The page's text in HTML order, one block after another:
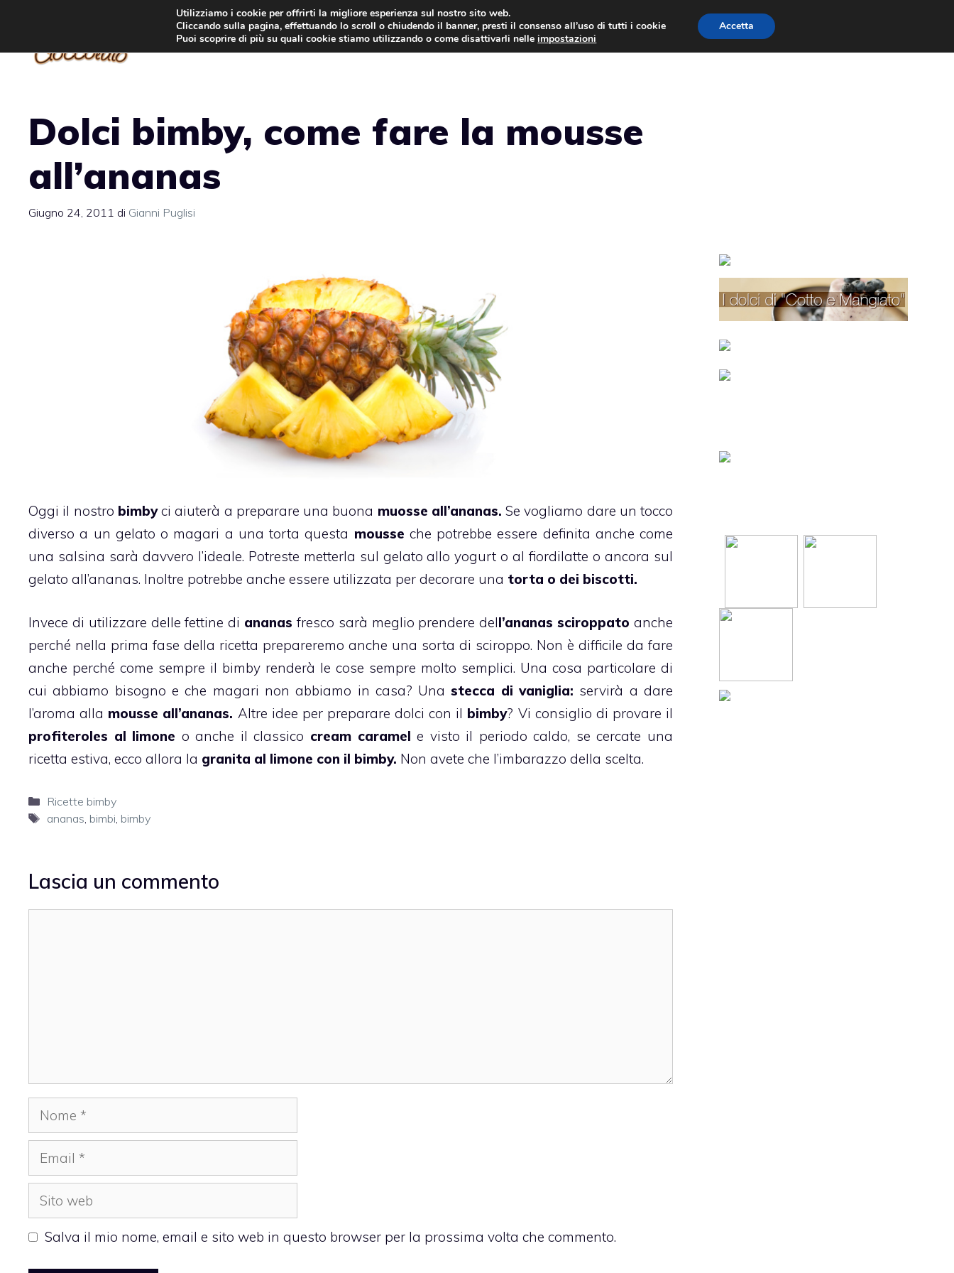
contenuto
TORTE AL CIOCCOLATO TORTE CLASSICHE TORTE PER BAMBINI
Dolci bimby, come fare la mousse
all’ananas
Giugno 24, 2011 di Gianni Puglisi
Oggi il nostro bimbyci aiuterà a preparare una buona muosse all’ananas. Se vogliamo dare un tocco
diverso a un gelato o magari a una torta questa mousse che potrebbe essere definita anche come
una salsina sarà davvero l’ideale. Potreste metterla sul gelato allo yogurt o al fiordilatte o ancora sul
gelato all’ananas. Inoltre potrebbe anche essere utilizzata per decorare una torta o dei biscotti.
Invece di utilizzare delle fettine di ananas fresco sarà meglio prendere dell’ananassciroppatoanche
perché nella prima fase della ricetta prepareremo anche una sorta di sciroppo. Non è difficile da fare
anche perché come sempre il bimby renderà le cose sempre molto semplici. Una cosa particolare di
cui abbiamo bisogno e che magari non abbiamo in casa? Una stecca di vaniglia: servirà a dare
l’aroma alla mousse all’ananas. Altre idee per preparare dolci con il bimby? Vi consiglio di provare il
profiteroles al limone o anche il classico cream caramel e visto il periodo caldo, se cercate una
ricetta estiva, ecco allora la granita al limone con il bimby. Non avete che l’imbarazzo della scelta.
Categorie
Ricette bimby
Tag
ananas, bimbi, bimby
Lascia un commento
Nome
Email
Sito
web
Salva il mio nome, email e sito web in questo browser per la prossima volta che commento.
Utilizziamo i cookie per offrirti la migliore esperienza sul nostro sito web.
Cliccando sulla pagina, effettuando lo scroll o chiudendo il banner, presti il consenso all’uso di tutti i cookie
Puoi scoprire di più su quali cookie stiamo utilizzando o come disattivarli nelleimpostazioni
Accetta